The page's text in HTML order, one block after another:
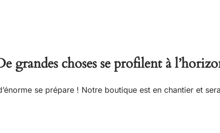
grandes choses se profilent à
se prépare ! Notre boutique est en chantier et